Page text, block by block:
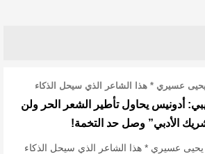
عسيري * هذا الشاعر الذي سيحل الذكاء
* الإقبال ع …
أدونيس يحاول تأطير الشعر الحر ولن
الأدبي” وصل حد التخمة!
عسيري * هذا الشاعر الذي سيحل الذكاء